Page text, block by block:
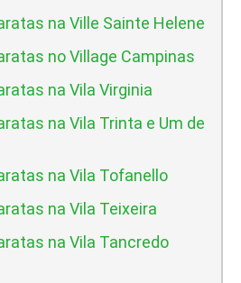
na Ville Sainte Helene
no Village Campinas
na Vila Virginia
na Vila Trinta e Um de
na Vila Tofanello
na Vila Teixeira
na Vila Tancredo